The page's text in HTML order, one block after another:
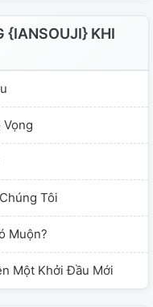
{IANSOUJI} KHI
Vọng
Tôi
Muộn?
Một Khởi Đầu Mới